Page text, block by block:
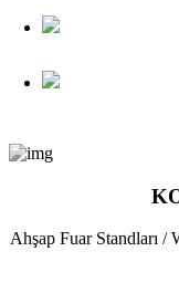
Ahşap Fuar Standları